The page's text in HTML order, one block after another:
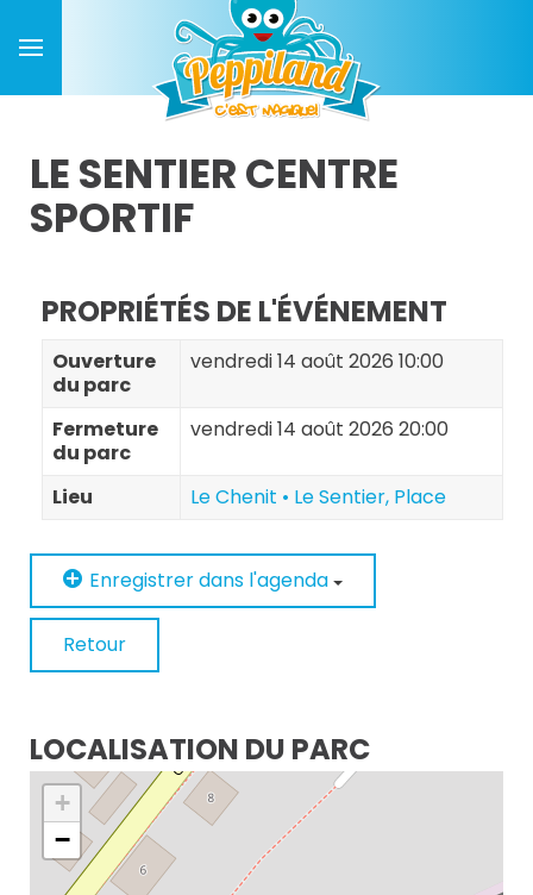
LE SENTIER CENTRE
SPORTIF
PROPRIÉTÉS DE L'ÉVÉNEMENT
Ouverture
du parc
vendredi 14 août 2026 10:00
Fermeture
du parc
vendredi 14 août 2026 20:00
Lieu Le Chenit • Le Sentier, Place
Enregistrer dans l'agenda
Retour
LOCALISATION DU PARC
+
−